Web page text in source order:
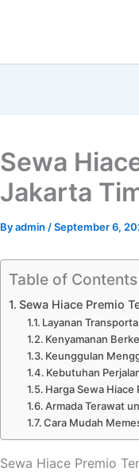
Sewa
Jakarta
Byadmin /September 6,
Table of Contents
Sewa Hiace Premio
Layanan
Kenyamanan
Keunggulan
Kebutuhan
Harga Sewa Hiace
Armada Terawat
Cara Mudah
Sewa Hiace Premio